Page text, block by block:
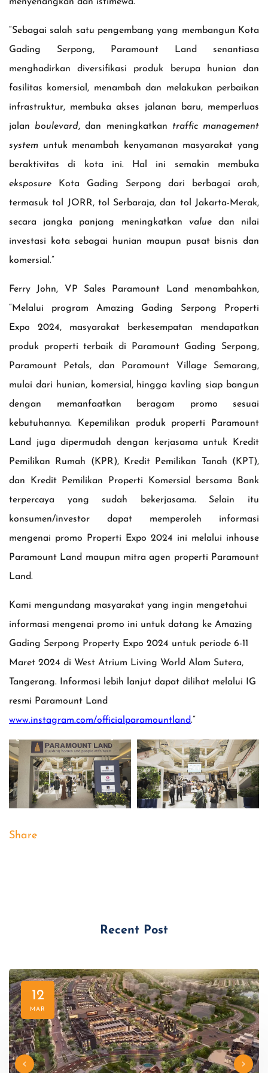
Share
menyenangkan dan istimewa.”
“Sebagai salah satu pengembang yang membangun Kota
Gading Serpong, Paramount Land senantiasa
menghadirkan diversifikasi produk berupa hunian dan
fasilitas komersial, menambah dan melakukan perbaikan
infrastruktur, membuka akses jalanan baru, memperluas
jalan boulevard, dan meningkatkan traffic management
system untuk menambah kenyamanan masyarakat yang
beraktivitas di kota ini. Hal ini semakin membuka
eksposure Kota Gading Serpong dari berbagai arah,
termasuk tol JORR, tol Serbaraja, dan tol Jakarta-Merak,
secara jangka panjang meningkatkan valuedan nilai
investasi kota sebagai hunian maupun pusat bisnis dan
komersial.”
Ferry John, VP Sales Paramount Land menambahkan,
“Melalui program Amazing Gading Serpong Properti
Expo 2024, masyarakat berkesempatan mendapatkan
produk properti terbaik di Paramount Gading Serpong,
Paramount Petals, dan Paramount Village Semarang,
mulai dari hunian, komersial, hingga kavling siap bangun
dengan memanfaatkan beragam promo sesuai
kebutuhannya. Kepemilikan produk properti Paramount
Land juga dipermudah dengan kerjasama untuk Kredit
Pemilikan Rumah (KPR), Kredit Pemilikan Tanah (KPT),
dan Kredit Pemilikan Properti Komersial bersama Bank
terpercaya yang sudah bekerjasama. Selain itu
konsumen/investor dapat memperoleh informasi
mengenai promo Properti Expo 2024 ini melalui inhouse
Paramount Land maupun mitra agen properti Paramount
Land.
Kami mengundang masyarakat yang ingin mengetahui
informasi mengenai promo ini untuk datang ke Amazing
Gading Serpong Property Expo 2024 untuk periode 6-11
Maret 2024 di West Atrium Living World Alam Sutera,
Tangerang. Informasi lebih lanjut dapat dilihat melalui IG
resmi Paramount Land
www.instagram.com/officialparamountland.”
Recent Post
12
MAR